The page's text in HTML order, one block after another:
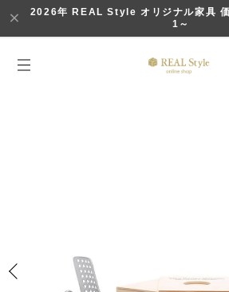
2026年 REAL Style オリジナル家具
1～